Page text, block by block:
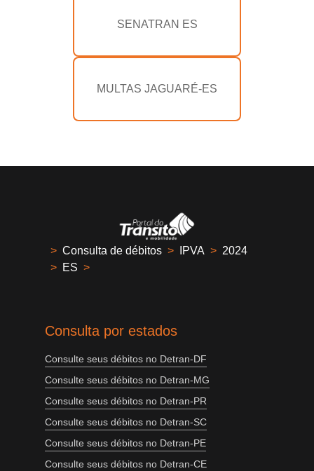
SENATRAN ES
MULTAS JAGUARÉ-ES
> Consulta de débitos > IPVA > 2024
> ES >
Consulta por estados
Consulte seus débitos no Detran-DF
Consulte seus débitos no Detran-MG
Consulte seus débitos no Detran-PR
Consulte seus débitos no Detran-SC
Consulte seus débitos no Detran-PE
Consulte seus débitos no Detran-CE